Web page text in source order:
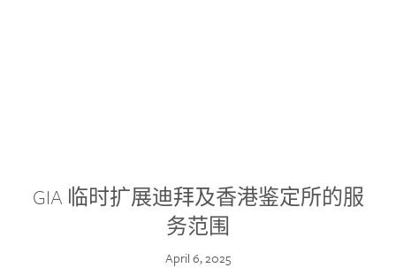
GIA 临时扩展迪拜及香港鉴定所的服
务范围
April 6, 2025